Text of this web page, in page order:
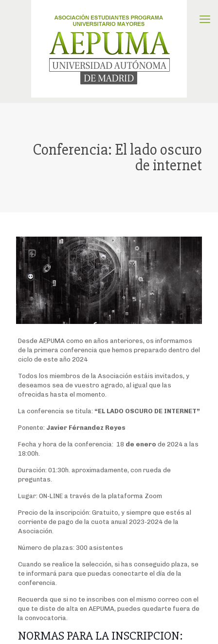
Conferencia: El lado oscuro
de internet
Desde AEPUMA como en años anteriores, os informamos
de la primera conferencia que hemos preparado dentro del
ciclo de este año 2024
Todos los miembros de la Asociación estáis invitados, y
deseamos sea de vuestro agrado, al igual que las
ofrecidas hasta el momento.
La conferencia se titula: “EL LADO OSCURO DE INTERNET”
Ponente: Javier Férnandez Reyes
Fecha y hora de la conferencia: 18 de enero de 2024 a las
18:00h.
Duración: 01:30h. aproximadamente, con rueda de
preguntas.
Lugar: ON-LINE a través de la plataforma Zoom
Precio de la inscripción: Gratuito, y siempre que estés al
corriente de pago de la cuota anual 2023-2024 de la
Asociación.
Número de plazas: 300 asistentes
Cuando se realice la selección, si has conseguido plaza, se
te informará para que puedas conectarte el día de la
conferencia.
Recuerda que si no te inscribes con el mismo correo con el
que te diste de alta en AEPUMA, puedes quedarte fuera de
la convocatoria.
NORMAS PARA LA INSCRIPCION: